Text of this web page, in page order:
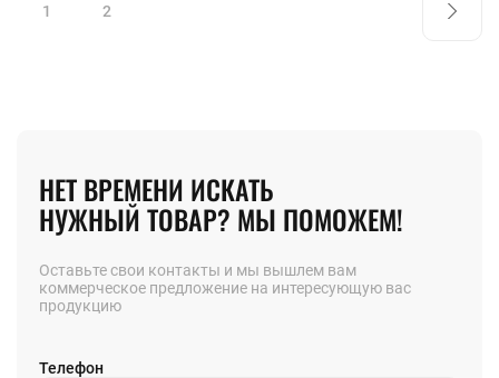
1 2
НЕТ ВРЕМЕНИ ИСКАТЬ
НУЖНЫЙ ТОВАР? МЫ ПОМОЖЕМ!
Оставьте свои контакты и мы вышлем вам
коммерческое предложение на интересующую вас
продукцию
Телефон